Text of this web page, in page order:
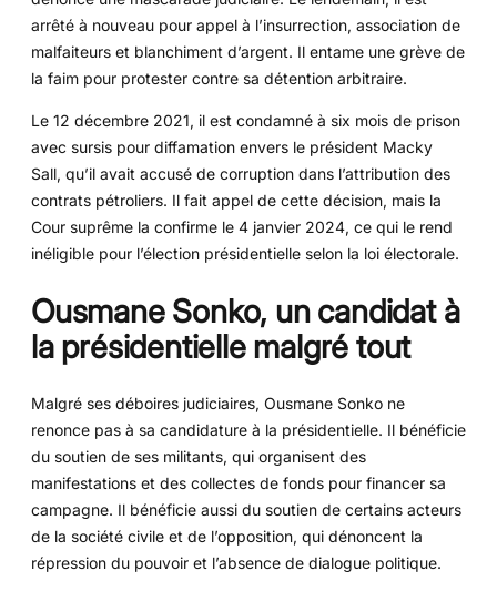
arrêté à nouveau pour appel à l’insurrection, association de
malfaiteurs et blanchiment d’argent. Il entame une grève de
la faim pour protester contre sa détention arbitraire.
Le 12 décembre 2021, il est condamné à six mois de prison
avec sursis pour diffamation envers le président Macky
Sall, qu’il avait accusé de corruption dans l’attribution des
contrats pétroliers. Il fait appel de cette décision, mais la
Cour suprême la confirme le 4 janvier 2024, ce qui le rend
inéligible pour l’élection présidentielle selon la loi électorale.
Ousmane Sonko, un candidat à
la présidentielle malgré tout
Malgré ses déboires judiciaires, Ousmane Sonko ne
renonce pas à sa candidature à la présidentielle. Il bénéficie
du soutien de ses militants, qui organisent des
manifestations et des collectes de fonds pour financer sa
campagne. Il bénéficie aussi du soutien de certains acteurs
de la société civile et de l’opposition, qui dénoncent la
répression du pouvoir et l’absence de dialogue politique.